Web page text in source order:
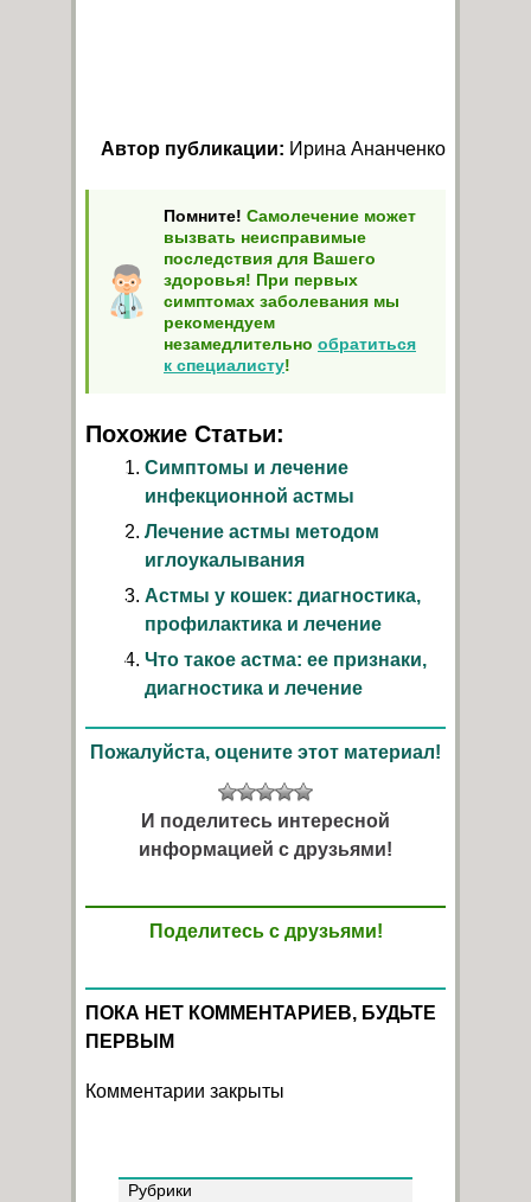
Автор публикации: Ирина Ананченко
Помните! Самолечение может
вызвать неисправимые
последствия для Вашего
здоровья! При первых
симптомах заболевания мы
рекомендуем
незамедлительно обратиться
к специалисту!
Похожие Статьи:
Симптомы и лечение
инфекционной астмы
Лечение астмы методом
иглоукалывания
Астмы у кошек: диагностика,
профилактика и лечение
Что такое астма: ее признаки,
диагностика и лечение
Пожалуйста, оцените этот материал!
И поделитесь интересной
информацией с друзьями!
Поделитесь с друзьями!
ПОКА НЕТ КОММЕНТАРИЕВ, БУДЬТЕ
ПЕРВЫМ
Комментарии закрыты
Рубрики